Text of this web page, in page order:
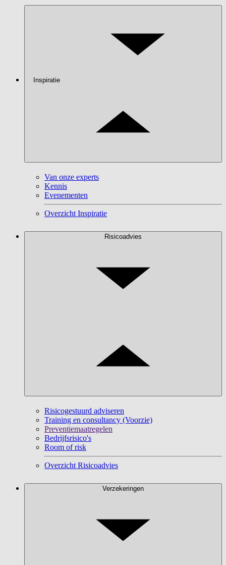
Inspiratie
Van onze experts
Kennis
Evenementen
Overzicht Inspiratie
Risicoadvies
Risicogestuurd adviseren
Training en consultancy (Voorzie)
Preventiemaatregelen
Bedrijfsrisico's
Room of risk
Overzicht Risicoadvies
Verzekeringen